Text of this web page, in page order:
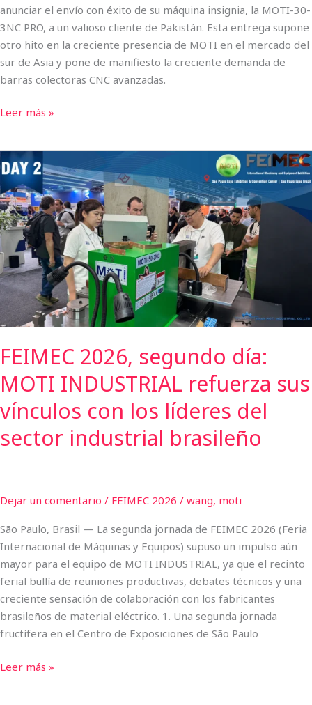
anunciar el envío con éxito de su máquina insignia, la MOTI-30-
3NC PRO, a un valioso cliente de Pakistán. Esta entrega supone
otro hito en la creciente presencia de MOTI en el mercado del
sur de Asia y pone de manifiesto la creciente demanda de
barras colectoras CNC avanzadas.
Leer más »
FEIMEC 2026, segundo día:
MOTI INDUSTRIAL refuerza sus
vínculos con los líderes del
sector industrial brasileño
Dejar un comentario / FEIMEC 2026 / wang, moti
São Paulo, Brasil — La segunda jornada de FEIMEC 2026 (Feria
Internacional de Máquinas y Equipos) supuso un impulso aún
mayor para el equipo de MOTI INDUSTRIAL, ya que el recinto
ferial bullía de reuniones productivas, debates técnicos y una
creciente sensación de colaboración con los fabricantes
brasileños de material eléctrico. 1. Una segunda jornada
fructífera en el Centro de Exposiciones de São Paulo
FEIMEC
2026,
segundo
día:
MOTI
INDUSTRIAL
refuerza
sus
vínculos
con
líderes
del
sector
industrial
brasileño
Leer más »